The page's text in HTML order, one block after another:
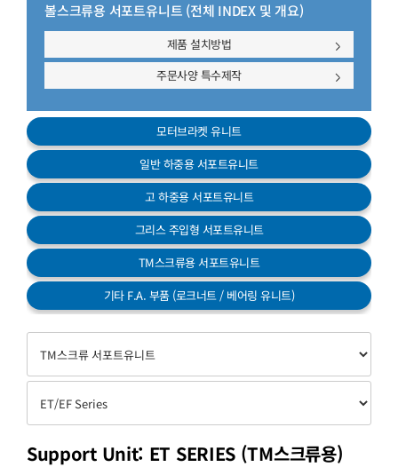
볼스크류용 서포트유니트 (전체 INDEX 및 개요)
제품 설치방법
주문사양 특수제작
모터브라켓 유니트
일반 하중용 서포트유니트
고 하중용 서포트유니트
그리스 주입형 서포트유니트
TM스크류용 서포트유니트
기타 F.A. 부품 (로크너트 / 베어링 유니트)
Support Unit: ET SERIES (TM스크류용)